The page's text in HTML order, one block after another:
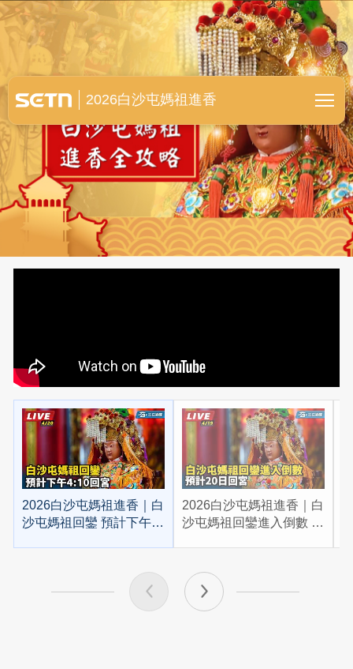
白沙屯媽祖進香全紀錄
2026白沙屯媽祖進香
2026白沙屯媽祖進香｜白
沙屯媽祖回鑾 預計下午
2026白沙屯媽祖進香｜白
沙屯媽祖回鑾進入倒數 預